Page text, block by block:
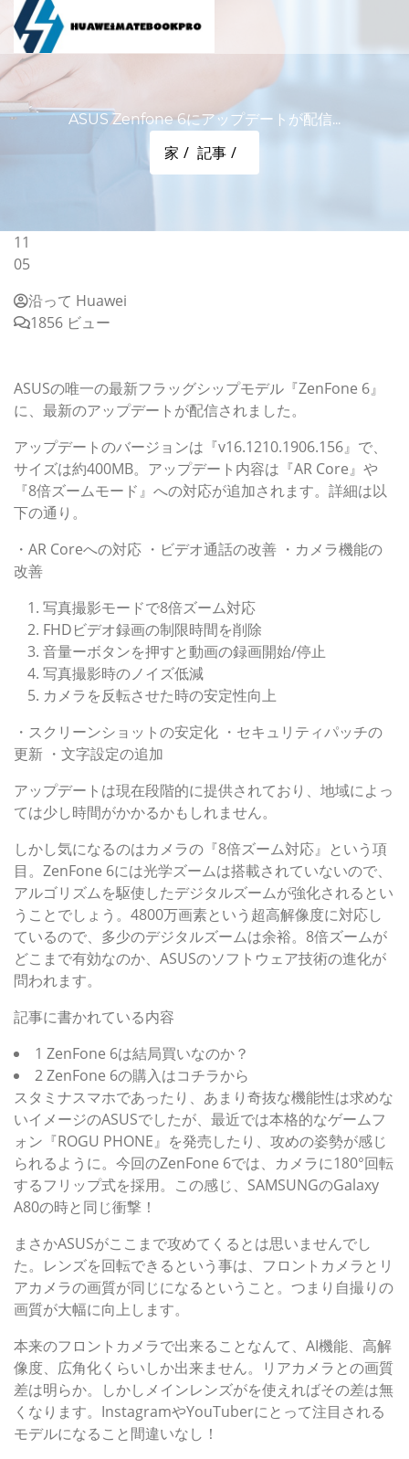
ASUS Zenfone 6にアップデートが配信...
家 記事
11
05
沿って Huawei
1856 ビュー
ASUSの唯一の最新フラッグシップモデル『ZenFone 6』
に、最新のアップデートが配信されました。
アップデートのバージョンは『v16.1210.1906.156』で、
サイズは約400MB。アップデート内容は『AR Core』や
『8倍ズームモード』への対応が追加されます。詳細は以
下の通り。
・AR Coreへの対応 ・ビデオ通話の改善 ・カメラ機能の
改善
写真撮影モードで8倍ズーム対応
FHDビデオ録画の制限時間を削除
音量ーボタンを押すと動画の録画開始/停止
写真撮影時のノイズ低減
カメラを反転させた時の安定性向上
・スクリーンショットの安定化 ・セキュリティパッチの
更新 ・文字設定の追加
アップデートは現在段階的に提供されており、地域によっ
ては少し時間がかかるかもしれません。
しかし気になるのはカメラの『8倍ズーム対応』という項
目。ZenFone 6には光学ズームは搭載されていないので、
アルゴリズムを駆使したデジタルズームが強化されるとい
うことでしょう。4800万画素という超高解像度に対応し
ているので、多少のデジタルズームは余裕。8倍ズームが
どこまで有効なのか、ASUSのソフトウェア技術の進化が
問われます。
記事に書かれている内容
1 ZenFone 6は結局買いなのか？
2 ZenFone 6の購入はコチラから
スタミナスマホであったり、あまり奇抜な機能性は求めな
いイメージのASUSでしたが、最近では本格的なゲームフ
ォン『ROGU PHONE』を発売したり、攻めの姿勢が感じ
られるように。今回のZenFone 6では、カメラに180°回転
するフリップ式を採用。この感じ、SAMSUNGのGalaxy
A80の時と同じ衝撃！
まさかASUSがここまで攻めてくるとは思いませんでし
た。レンズを回転できるという事は、フロントカメラとリ
アカメラの画質が同じになるということ。つまり自撮りの
画質が大幅に向上します。
本来のフロントカメラで出来ることなんて、AI機能、高解
像度、広角化くらいしか出来ません。リアカメラとの画質
差は明らか。しかしメインレンズがを使えればその差は無
くなります。InstagramやYouTuberにとって注目される
モデルになること間違いなし！